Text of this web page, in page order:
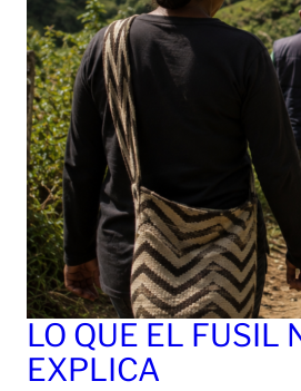
LO QUE EL FUSIL
EXPLICA